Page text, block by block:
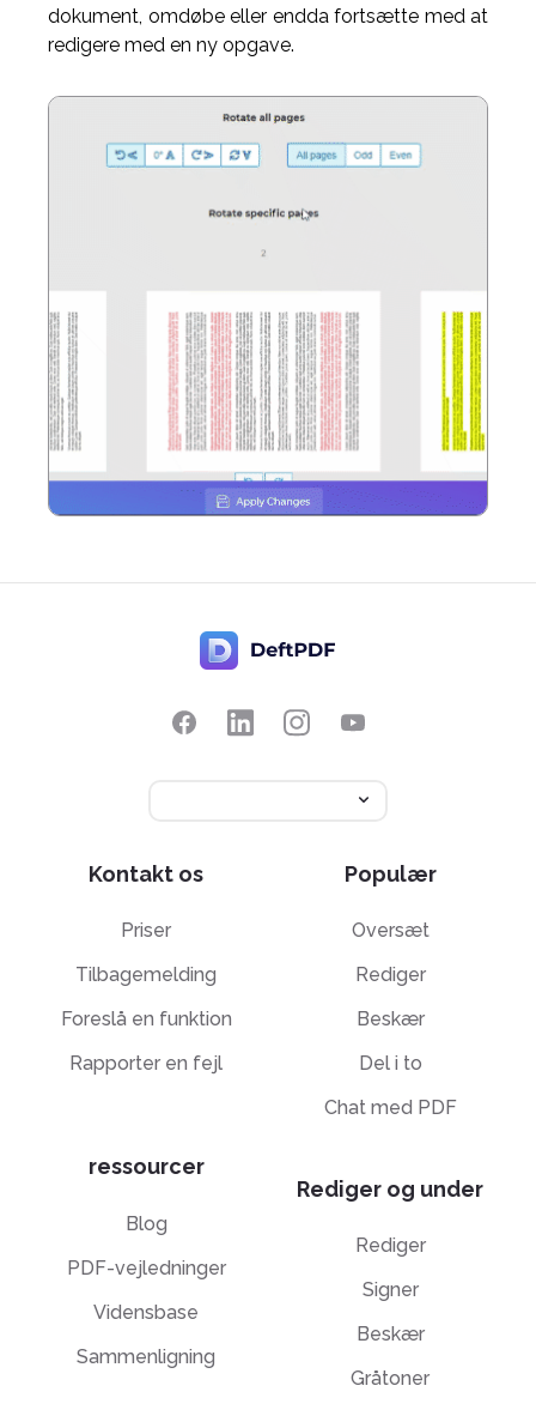
dokument, omdøbe eller endda fortsætte med at
redigere med en ny opgave.
Kontakt os
Priser
Tilbagemelding
Foreslå en funktion
Rapporter en fejl
ressourcer
Blog
PDF-vejledninger
Vidensbase
Sammenligning
Populær
Oversæt
Rediger
Beskær
Del i to
Chat med PDF
Rediger og under
Rediger
Signer
Beskær
Gråtoner